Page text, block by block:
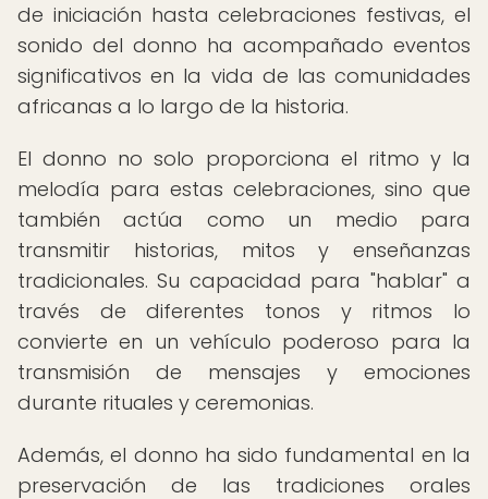
de iniciación hasta celebraciones festivas, el
sonido del donno ha acompañado eventos
significativos en la vida de las comunidades
africanas a lo largo de la historia.
El donno no solo proporciona el ritmo y la
melodía para estas celebraciones, sino que
también actúa como un medio para
transmitir historias, mitos y enseñanzas
tradicionales. Su capacidad para "hablar" a
través de diferentes tonos y ritmos lo
convierte en un vehículo poderoso para la
transmisión de mensajes y emociones
durante rituales y ceremonias.
Además, el donno ha sido fundamental en la
preservación de las tradiciones orales